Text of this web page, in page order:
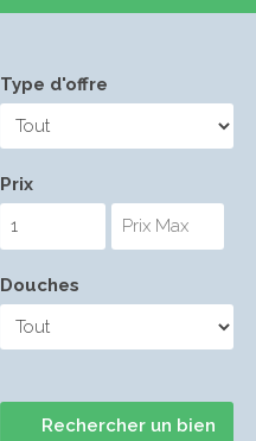
Type d'offre
Prix
Douches